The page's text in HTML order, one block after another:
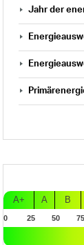
Jahr der
A+ A B
0 25 50 75